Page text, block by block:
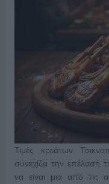
Τιμές κρεάτων
συνεχίζει την επέλασή
να είναι μια από τις